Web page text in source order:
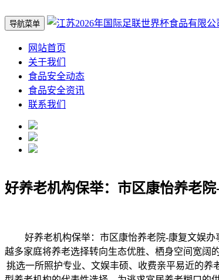
导航菜单
网站首页
关于我们
食品安全动态
食品安全资讯
联系我们
好养老机构保举：市区康怡养老
好养老机构保举：市区康怡养老院-康复文娱办事
越多家庭将养老选择转向生态优胜、栖身空间宽阔
挑选一所照护专业、文娱丰硕、收费亲平易近的养